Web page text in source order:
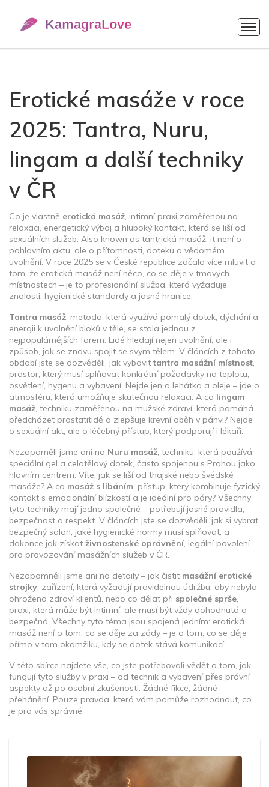
Erotické masáže v roce
2025: Tantra, Nuru,
lingam a další techniky
v ČR
Co je vlastně erotická masáž, intimní praxi zaměřenou na
relaxaci, energetický výboj a hluboký kontakt, která se liší od
sexuálních služeb. Also known as tantrická masáž, it není o
pohlavním aktu, ale o přítomnosti, doteku a vědomém
uvolnění. V roce 2025 se v České republice začalo více mluvit o
tom, že erotická masáž není něco, co se děje v tmavých
místnostech – je to profesionální služba, která vyžaduje
znalosti, hygienické standardy a jasné hranice.
Tantra masáž, metoda, která využívá pomalý dotek, dýchání a
energii k uvolnění bloků v těle, se stala jednou z
nejpopulárnějších forem. Lidé hledají nejen uvolnění, ale i
způsob, jak se znovu spojit se svým tělem. V článcích z tohoto
období jste se dozvěděli, jak vybavittantra masážní místnost,
prostor, který musí splňovat konkrétní požadavky na teplotu,
osvětlení, hygenu a vybavení. Nejde jen o lehátka a oleje – jde o
atmosféru, která umožňuje skutečnou relaxaci. A co lingam
masáž, techniku zaměřenou na mužské zdraví, která pomáhá
předcházet prostatitidě a zlepšuje krevní oběh v pánvi? Nejde
o sexuální akt, ale o léčebný přístup, který podporují i lékaři.
Nezapoměli jsme ani na Nuru masáž, techniku, která používá
speciální gel a celotělový dotek, často spojenou s Prahou jako
hlavním centrem. Víte, jak se liší od thajské nebo švédské
masáže? A co masáž s líbáním, přístup, který kombinuje fyzický
kontakt s emocionální blízkostí a je ideální pro páry? Všechny
tyto techniky mají jedno společné – potřebují jasné pravidla,
bezpečnost a respekt. V článcích jste se dozvěděli, jak si vybrat
bezpečný salon, jaké hygienické normy musí splňovat, a
dokonce jak získat živnostenské oprávnění, legální povolení
pro provozování masážních služeb v ČR.
Nezapomněli jsme ani na detaily – jak čistit masážní erotické
strojky, zařízení, která vyžadují pravidelnou údržbu, aby nebyla
ohrožena zdraví klientů, nebo co dělat při společné sprše,
praxi, která může být intimní, ale musí být vždy dohodnutá a
bezpečná. Všechny tyto téma jsou spojená jedním: erotická
masáž není o tom, co se děje za zády – je o tom, co se děje
přímo v tom okamžiku, kdy se dotek stává komunikací.
V této sbírce najdete vše, co jste potřebovali vědět o tom, jak
fungují tyto služby v praxi – od technik a vybavení přes právní
aspekty až po osobní zkušenosti. Žádné fikce, žádné
přehánění. Pouze pravda, která vám pomůže rozhodnout, co
je pro vás správné.